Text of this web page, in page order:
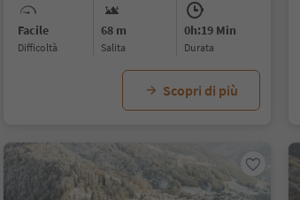
Facile
Difficoltà
68 m
Salita
0h:19 Min
durata
Scopri di più